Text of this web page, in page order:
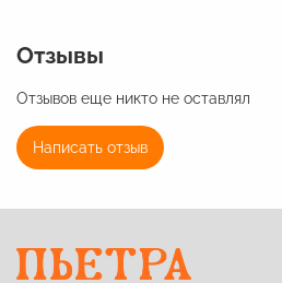
Отзывы
Отзывов еще никто не оставлял
Написать отзыв